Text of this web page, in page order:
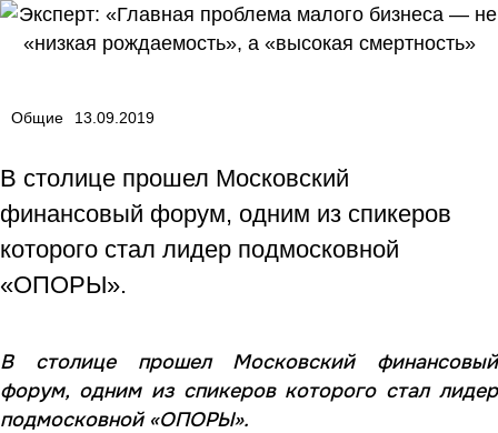
Общие 13.09.2019
В столице прошел Московский
финансовый форум, одним из спикеров
которого стал лидер подмосковной
«ОПОРЫ».
В столице прошел Московский финансовый
форум, одним из спикеров которого стал лидер
подмосковной «ОПОРЫ».